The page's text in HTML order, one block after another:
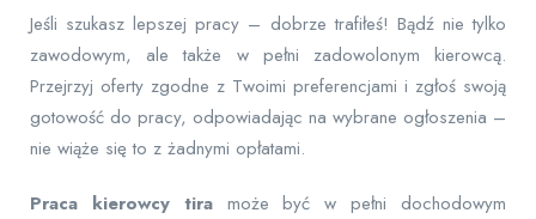
Jeśli szukasz lepszej pracy – dobrze trafiłeś! Bądź nie tylko
zawodowym, ale także w pełni zadowolonym kierowcą.
Przejrzyj oferty zgodne z Twoimi preferencjami i zgłoś swoją
gotowość do pracy, odpowiadając na wybrane ogłoszenia –
nie wiąże się to z żadnymi opłatami.
Praca kierowcy tira może być w pełni dochodowym